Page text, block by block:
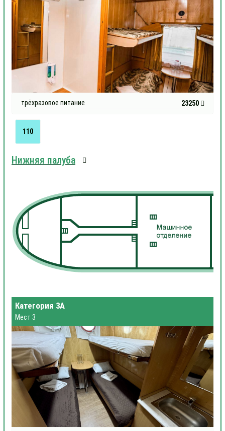
трёхразовое питание 23250
110
Нижняя палуба
Категория 3А
Мест 3